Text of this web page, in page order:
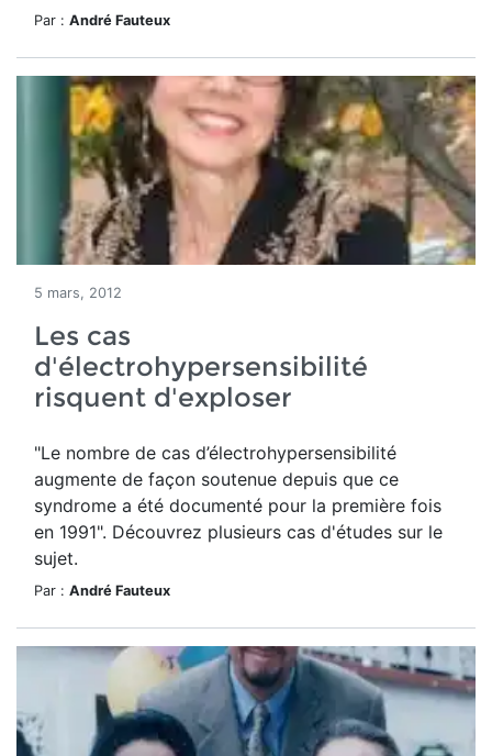
Par : André Fauteux
5 mars, 2012
Les cas
d'électrohypersensibilité
risquent d'exploser
"Le nombre de cas d’électrohypersensibilité
augmente de façon soutenue depuis que ce
syndrome a été documenté pour la première fois
en 1991". Découvrez plusieurs cas d'études sur le
sujet.
Par : André Fauteux